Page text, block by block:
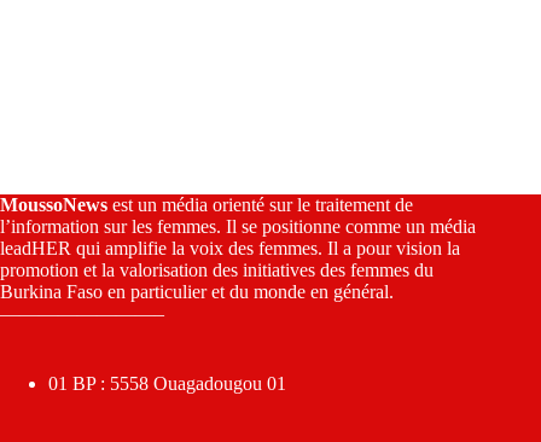
MoussoNews est un média orienté sur le traitement de
l’information sur les femmes. Il se positionne comme un média
leadHER qui amplifie la voix des femmes. Il a pour vision la
promotion et la valorisation des initiatives des femmes du
Burkina Faso en particulier et du monde en général.
————————–
01 BP : 5558 Ouagadougou 01